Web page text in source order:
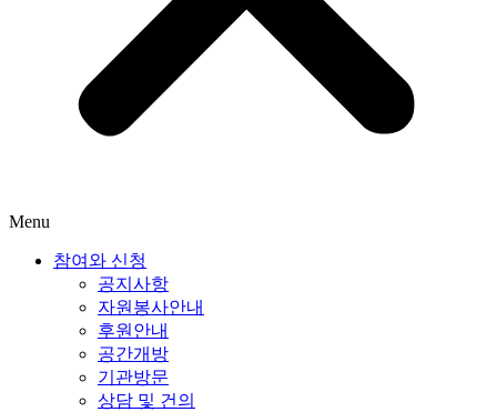
Menu
참여와 신청
공지사항
자원봉사안내
후원안내
공간개방
기관방문
상담 및 건의